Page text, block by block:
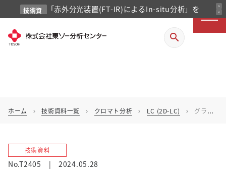
技術資
料
「赤外分光装置(FT-IR)によるIn-situ分析」を
掲載しました
expand_less
expand_more
search
ホーム chevron_right 技術資料一覧 chevron_right クロマト分析 chevron_right LC (2D-LC) chevron_right グラジエントポリマー溶出クロマトグラフィー（GPEC）入門講座
技術資料
No.T2405 | 2024.05.28